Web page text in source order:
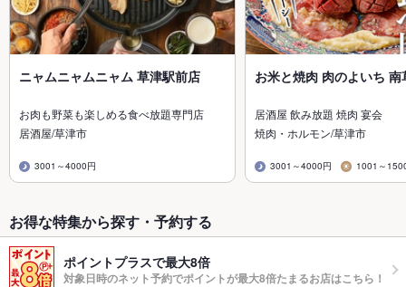
ニャムニャムニャム 草津駅前店
お肉も野菜も楽しめる食べ放題専門店
居酒屋/草津市
3001～4000円
お米と焼肉 肉のよいち 南
居酒屋 飲み放題 焼肉 宴会
焼肉・ホルモン/草津市
3001～4000円 1001～
お得な特集から探す・予約する
ポイントプラスで最大8倍
対象日時のネット予約でポイントが最大8倍たまるお店はこちら！